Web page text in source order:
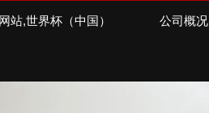
站,世界杯（中国） 公司概况